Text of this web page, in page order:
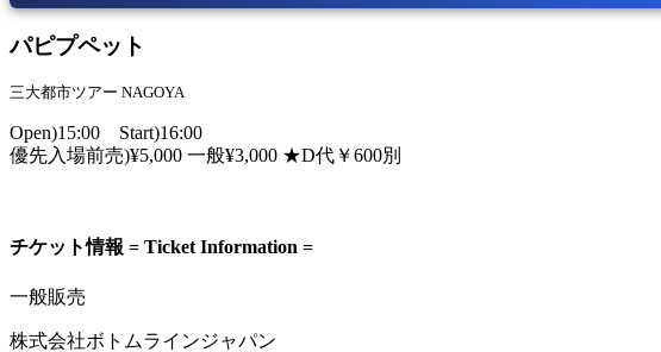
パピプペット
三大都市ツアー NAGOYA
Open)15:00 Start)16:00
優先入場前売)¥5,000 一般¥3,000 ★D代￥600別
チケット情報 = Ticket Information =
一般販売
株式会社ボトムラインジャパン